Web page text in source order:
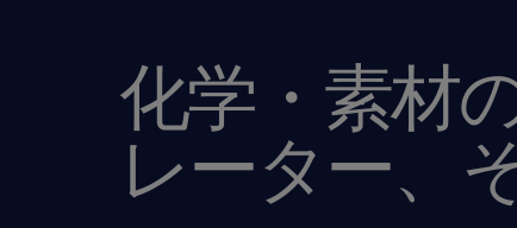
化学・素材
レーター、